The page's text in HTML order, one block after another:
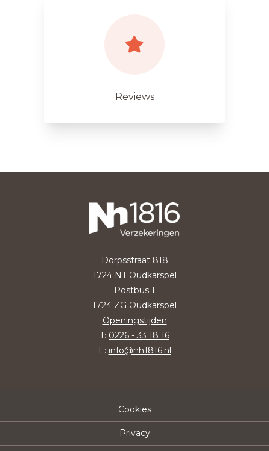
Reviews
Dorpsstraat 818
1724 NT Oudkarspel
Postbus 1
1724 ZG Oudkarspel
Openingstijden
T: 0226 - 33 18 16
E: info@nh1816.nl
Cookies
Privacy